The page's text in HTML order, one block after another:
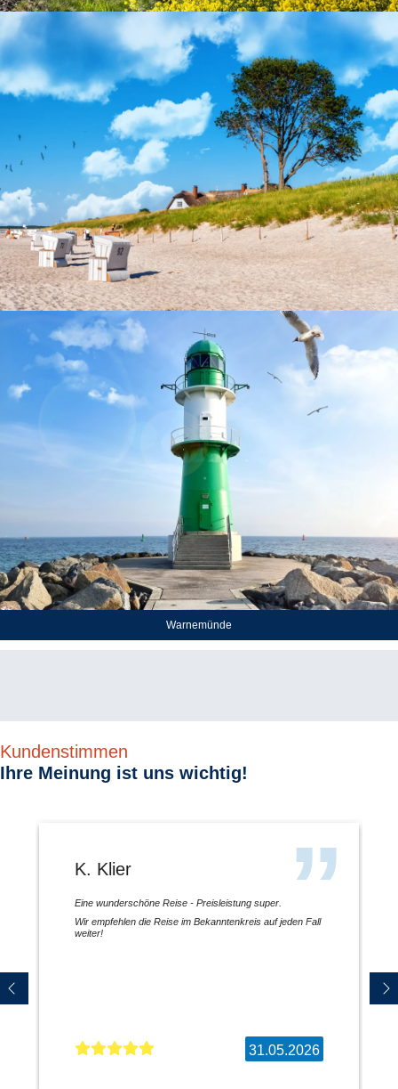
Bäderbahn "Molli"
Warnemünde
Kundenstimmen
Ihre Meinung ist uns wichtig!
K. Klier
Eine wunderschöne Reise - Preisleistung super.
Wir empfehlen die Reise im Bekanntenkreis auf jeden Fall
weiter!
31.05.2026